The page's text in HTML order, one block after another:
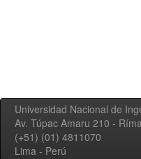
Universidad Nacional de
Av. Túpac Amaru 210 -
(+51) (01) 4811070
Lima - Perú